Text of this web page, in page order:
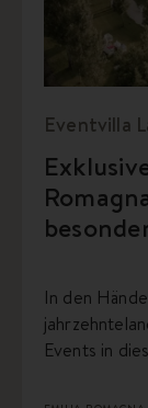
Eventvilla
In den
Events in